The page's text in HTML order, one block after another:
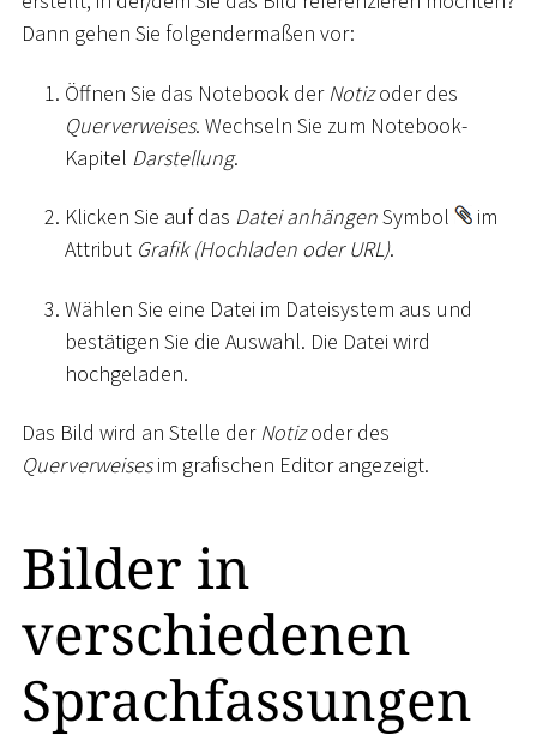
Dann gehen Sie folgendermaßen vor:
Öffnen Sie das Notebook derNotizoder des
Querverweises. Wechseln Sie zum Notebook-
Kapitel Darstellung.
Klicken Sie auf das Datei anhängenSymbol
im
Attribut Grafik (Hochladen oder URL).
Wählen Sie eine Datei im Dateisystem aus und
bestätigen Sie die Auswahl. Die Datei wird
hochgeladen.
Das Bild wird an Stelle derNotizoder des
Querverweisesim grafischen Editor angezeigt.
Bilder in
verschiedenen
Sprachfassungen